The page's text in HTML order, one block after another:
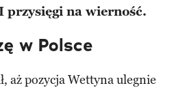
przysięgi na wierność.
w Polsce
aż pozycja Wettyna ulegnie